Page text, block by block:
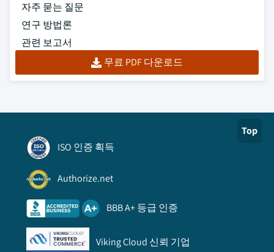
자주 묻는 질문
연구 방법론
관련 보고서
무료 PDF 다운로드
Top
ISO 인증 획득
Authorize.net
BBB A+ 등급 인증
Viking Cloud 신뢰 기업